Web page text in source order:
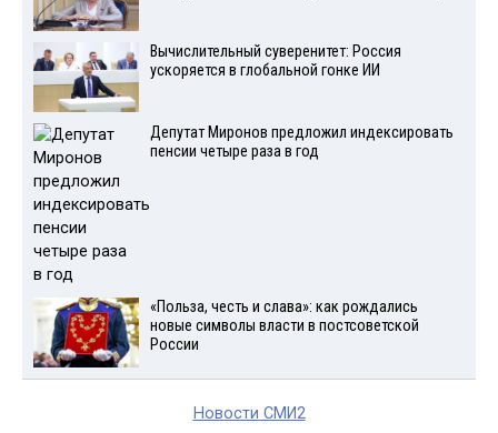
Вычислительный суверенитет: Россия
ускоряется в глобальной гонке ИИ
Депутат Миронов предложил индексировать
пенсии четыре раза в год
«Польза, честь и слава»: как рождались
новые символы власти в постсоветской
России
Новости СМИ2